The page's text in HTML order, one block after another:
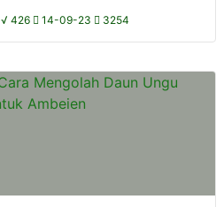
√ 426 14-09-23 3254